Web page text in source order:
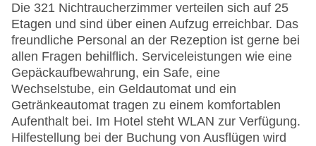
Die 321 Nichtraucherzimmer verteilen sich auf 25
Etagen und sind über einen Aufzug erreichbar. Das
freundliche Personal an der Rezeption ist gerne bei
allen Fragen behilflich. Serviceleistungen wie eine
Gepäckaufbewahrung, ein Safe, eine
Wechselstube, ein Geldautomat und ein
Getränkeautomat tragen zu einem komfortablen
Aufenthalt bei. Im Hotel steht WLAN zur Verfügung.
Hilfestellung bei der Buchung von Ausflügen wird